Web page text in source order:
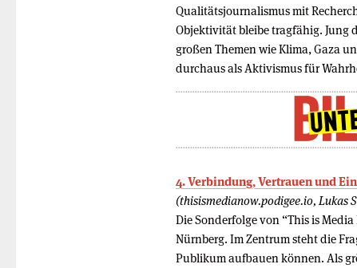
Qualitätsjournalismus mit
Objektivität bleibe tragfähig. Jung
großen Themen wie Klima, Gaza
durchaus als Aktivismus für
4. Verbindung, Vertrauen und
(thisismedianow.podigee.io, Lukas
Die Sonderfolge von “This is
Nürnberg. Im Zentrum steht die
Publikum aufbauen können. Als